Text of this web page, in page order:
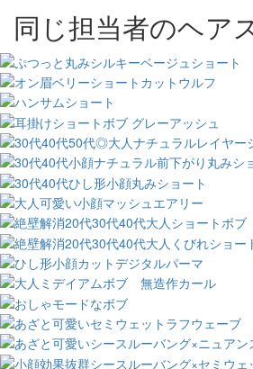
同じ担当者のヘア